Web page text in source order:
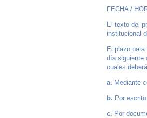
FECHA /
El texto del
institucional
El plazo
día siguiente
cuales
a. Mediante
b. Por
c. Por